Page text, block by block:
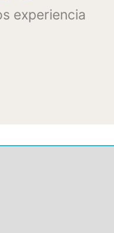
experiencia